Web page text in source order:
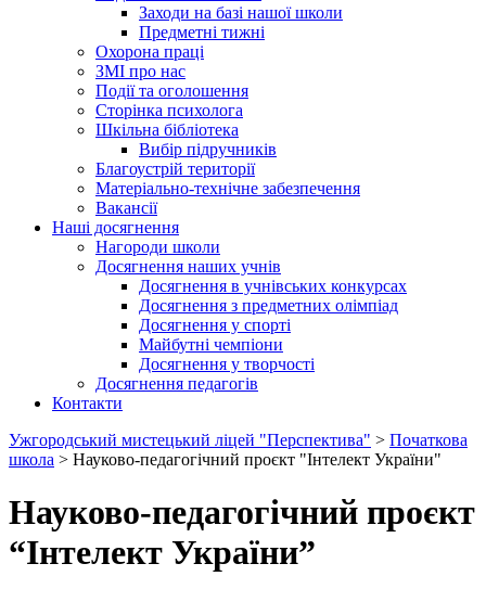
Заходи на базі нашої школи
Предметні тижні
Охорона праці
ЗМІ про нас
Події та оголошення
Сторінка психолога
Шкільна бібліотека
Вибір підручників
Благоустрій території
Матеріально-технічне забезпечення
Вакансії
Наші досягнення
Нагороди школи
Досягнення наших учнів
Досягнення в учнівських конкурсах
Досягнення з предметних олімпіад
Досягнення у спорті
Майбутні чемпіони
Досягнення у творчості
Досягнення педагогів
Контакти
Ужгородський мистецький ліцей "Перспектива" > Початкова
школа > Науково-педагогічний проєкт "Інтелект України"
Науково-педагогічний проєкт
“Інтелект України”